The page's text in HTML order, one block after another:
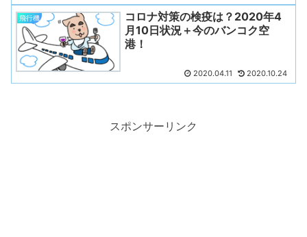
飛行機
コロナ対策の検疫は？2020年4
月10日状況＋今のバンコク空
港！
2020.04.11 2020.10.24
スポンサーリンク